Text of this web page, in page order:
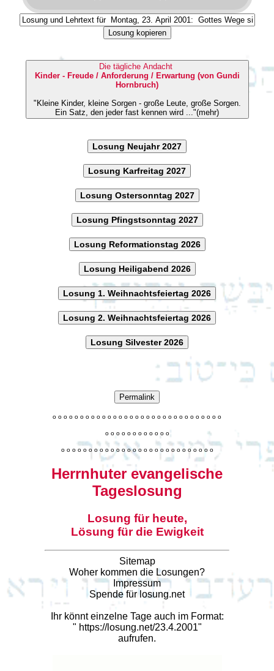
Losung kopieren
Die tägliche Andacht
Kinder - Freude / Anforderung / Erwartung (von Gundi
Hornbruch)
"Kleine Kinder, kleine Sorgen - große Leute, große Sorgen.
Ein Satz, den jeder fast kennen wird ..."(mehr)
Losung Neujahr 2027
Losung Karfreitag 2027
Losung Ostersonntag 2027
Losung Pfingstsonntag 2027
Losung Reformationstag 2026
Losung Heiligabend 2026
Losung 1. Weihnachtsfeiertag 2026
Losung 2. Weihnachtsfeiertag 2026
Losung Silvester 2026
Permalink
o o o o o o o o o o o o o o o o o o o o o o o o o o o o o o o
o o o o o o o o o o o o
o o o o o o o o o o o o o o o o o o o o o o o o o o o o
Herrnhuter evangelische
Tageslosung
Losung für heute,
Lösung für die Ewigkeit
Sitemap
Woher kommen die Losungen?
Impressum
Spende für losung.net
Ihr könnt einzelne Tage auch im Format:
" https://losung.net/23.4.2001"
aufrufen.